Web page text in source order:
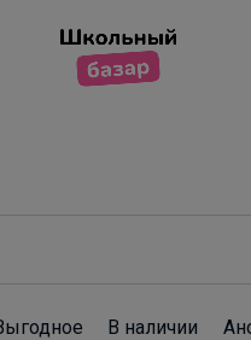
В наличии